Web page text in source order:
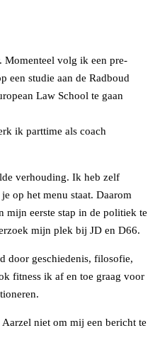
Momenteel volg ik een pre-
een studie aan de Radboud
Law School te gaan
ik parttime als coach
verhouding. Ik heb zelf
op het menu staat. Daarom
mijn eerste stap in de politiek te
mijn plek bij JD en D66.
door geschiedenis, filosofie,
fitness ik af en toe graag voor
niet om mij een bericht te